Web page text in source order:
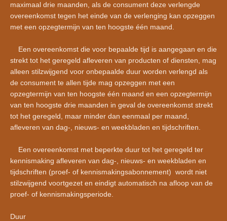
maximaal drie maanden, als de consument deze verlengde
overeenkomst tegen het einde van de verlenging kan opzeggen
met een opzegtermijn van ten hoogste één maand.
Een overeenkomst die voor bepaalde tijd is aangegaan en die
strekt tot het geregeld afleveren van producten of diensten, mag
alleen stilzwijgend voor onbepaalde duur worden verlengd als
de consument te allen tijde mag opzeggen met een
opzegtermijn van ten hoogste één maand en een opzegtermijn
van ten hoogste drie maanden in geval de overeenkomst strekt
tot het geregeld, maar minder dan eenmaal per maand,
afleveren van dag-, nieuws- en weekbladen en tijdschriften.
Een overeenkomst met beperkte duur tot het geregeld ter
kennismaking afleveren van dag-, nieuws- en weekbladen en
tijdschriften (proef- of kennismakingsabonnement) wordt niet
stilzwijgend voortgezet en eindigt automatisch na afloop van de
proef- of kennismakingsperiode.
Duur